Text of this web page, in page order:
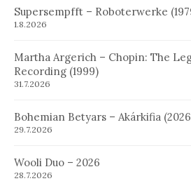
Supersempfft – Roboterwerke
1.8.2026
Martha Argerich – Chopin: The
Recording (1999)
31.7.2026
Bohemian Betyars – Akárkifia
29.7.2026
Wooli Duo – 2026
28.7.2026